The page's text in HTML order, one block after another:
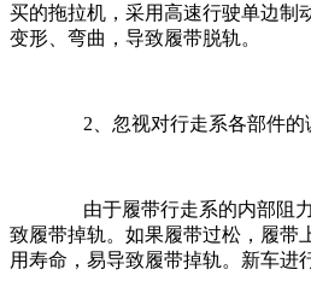
买的拖拉机，采用高速行驶单边制
变形、弯曲，导致履带脱轨。
2 、忽视对行走系各部件的
由于履带行走系的内部阻力
致履带掉轨。如果履带过松，履带
用寿命，易导致履带掉轨。新车进